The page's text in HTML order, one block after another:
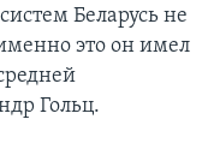
Беларусь не
это он имел
Гольц.